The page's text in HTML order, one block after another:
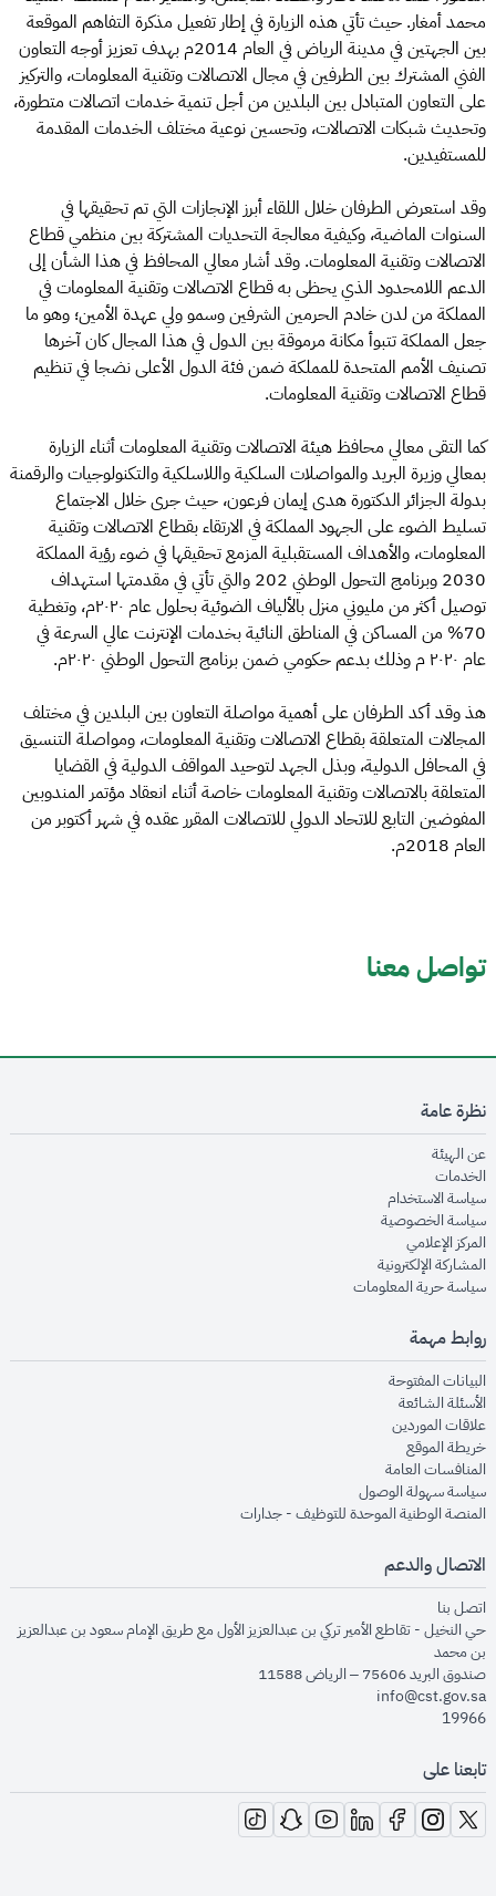
محمد أمغار. حيث تأتي هذه الزيارة في إطار تفعيل مذكرة التفاهم الموقعة
بين الجهتين في مدينة الرياض في العام 2014م بهدف تعزيز أوجه التعاون
الفني المشترك بين الطرفين في مجال الاتصالات وتقنية المعلومات، والتركيز
على التعاون المتبادل بين البلدين من أجل تنمية خدمات اتصالات متطورة،
وتحديث شبكات الاتصالات، وتحسين نوعية مختلف الخدمات المقدمة
للمستفيدين.
وقد استعرض الطرفان خلال اللقاء أبرز الإنجازات التي تم تحقيقها في
السنوات الماضية، وكيفية معالجة التحديات المشتركة بين منظمي قطاع
الاتصالات وتقنية المعلومات. وقد أشار معالي المحافظ في هذا الشأن إلى
الدعم اللامحدود الذي يحظى به قطاع الاتصالات وتقنية المعلومات في
المملكة من لدن خادم الحرمين الشرفين وسمو ولي عهدة الأمين؛ وهو ما
جعل المملكة تتبوأ مكانة مرموقة بين الدول في هذا المجال كان آخرها
تصنيف الأمم المتحدة للمملكة ضمن فئة الدول الأعلى نضجا في تنظيم
قطاع الاتصالات وتقنية المعلومات.
كما التقى معالي محافظ هيئة الاتصالات وتقنية المعلومات أثناء الزيارة
بمعالي وزيرة البريد والمواصلات السلكية واللاسلكية والتكنولوجيات والرقمنة
بدولة الجزائر الدكتورة هدى إيمان فرعون، حيث جرى خلال الاجتماع
تسليط الضوء على الجهود المملكة في الارتقاء بقطاع الاتصالات وتقنية
المعلومات، والأهداف المستقبلية المزمع تحقيقها في ضوء رؤية المملكة
2030 وبرنامج التحول الوطني 202 والتي تأتي في مقدمتها استهداف
توصيل أكثر من مليوني منزل بالألياف الضوئية بحلول عام ٢٠٢٠م، وتغطية
70% من المساكن في المناطق النائية بخدمات الإنترنت عالي السرعة في
عام ٢٠٢٠ م وذلك بدعم حكومي ضمن برنامج التحول الوطني ٢٠٢٠م.
هذ وقد أكد الطرفان على أهمية مواصلة التعاون بين البلدين في مختلف
المجالات المتعلقة بقطاع الاتصالات وتقنية المعلومات، ومواصلة التنسيق
في المحافل الدولية، وبذل الجهد لتوحيد المواقف الدولية في القضايا
المتعلقة بالاتصالات وتقنية المعلومات خاصة أثناء انعقاد مؤتمر المندوبين
المفوضين التابع للاتحاد الدولي للاتصالات المقرر عقده في شهر أكتوبر من
العام 2018م.
تواصل معنا
نظرة عامة
عن الهيئةopens in new window
الخدماتopens in new window
سياسة الاستخدام
سياسة الخصوصيةopens in new window
المركز الإعلاميopens in new window
المشاركة الإلكترونيةopens in new window
سياسة حرية المعلوماتopens in new window
روابط مهمة
البيانات المفتوحةopens in new window
الأسئلة الشائعةopens in new window
علاقات الموردينopens in new window
خريطة الموقعopens in new window
المنافسات العامةopens in new window
سياسة سهولة الوصولopens in new window
المنصة الوطنية الموحدة للتوظيف - جداراتopens in new window
الاتصال والدعم
اتصل بنا
حي النخيل - تقاطع الأمير تركي بن عبدالعزيز الأول مع طريق الإمام سعود بن عبدالعزيز
بن محمد
صندوق البريد 75606 – الرياض 11588
info@cst.gov.sa
19966
تابعنا على
opens in new window
opens in new window
opens in new window
opens in new window
opens in new window
opens in new window
opens in new window